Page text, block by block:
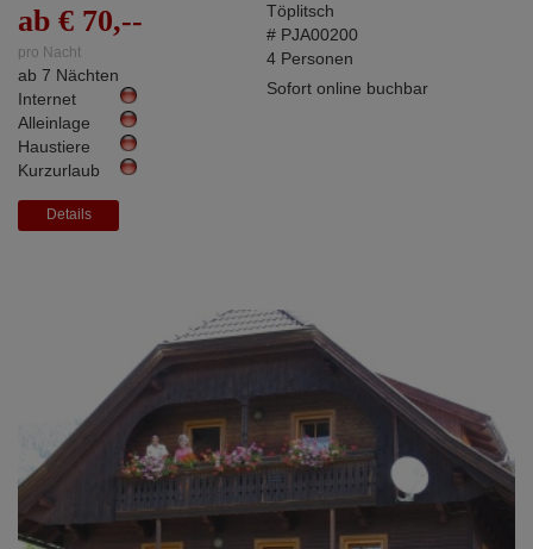
ab € 70,--
pro Nacht
ab 7 Nächten
Internet
Alleinlage
Haustiere
Kurzurlaub
Details
Töplitsch
# PJA00200
4 Personen
Sofort online buchbar